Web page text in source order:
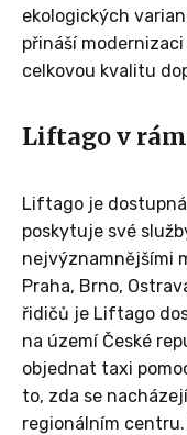
ekologických
přináší
celkovou kvalitu
Liftago v
Liftago je dostupná
poskytuje své
nejvýznamnějšími
Praha, Brno,
řidičů je Liftago
na území České
objednat taxi
to, zda se
regionálním